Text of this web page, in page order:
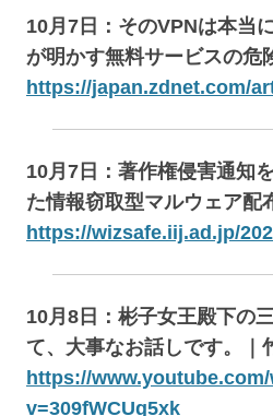
10月7日：そのVPNは本当
が明かす無料サービスの危
https://japan.zdnet.com/
10月7日：著作権侵害通知
た情報窃取型マルウェア配
https://wizsafe.iij.ad.jp/
10月8日：彬子女王殿下の
て、大事なお話しです。｜
https://
v=309fWCUg5xk